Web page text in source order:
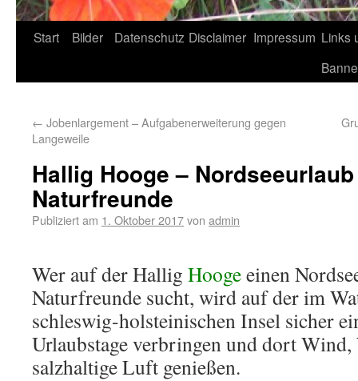
Start Bilder Datenschutz Disclaimer Impressum Links
← Jobenlargement – Aufgabenerweiterung gegen
Langeweile
Hallig Hooge –
Naturfreunde
Publiziert am 1. Oktober 2017von admin
Wer auf der Hallig Hoogeeinen
Naturfreunde sucht, wird auf der im
schleswig-holsteinischen Insel sicher
Urlaubstage verbringen und dort
salzhaltige Luft genießen.